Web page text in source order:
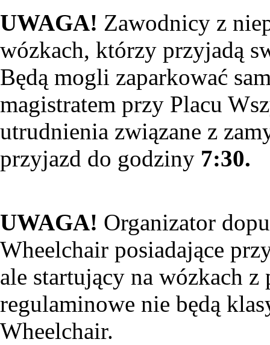
UWAGA! Zawodnicy z
wózkach, którzy przyjadą
Będą mogli zaparkować
magistratem przy Placu
utrudnienia związane z
przyjazd do godziny 7:30.
UWAGA! Organizator
Wheelchair posiadające
ale startujący na wózkach
regulaminowe nie będą
Wheelchair.